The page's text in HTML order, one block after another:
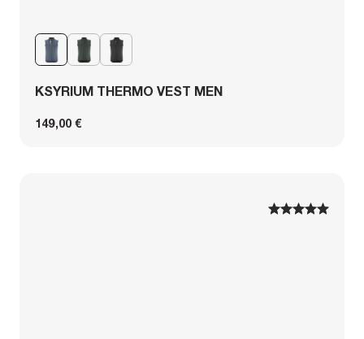
KSYRIUM THERMO VEST MEN
149,00 €
1 2 3 4 5
1 2 3 4 5